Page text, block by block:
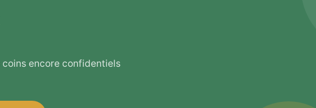
encore confidentiels